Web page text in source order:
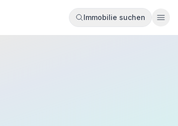
Immobilie suchen